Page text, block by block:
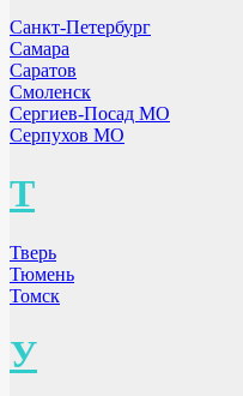
Санкт-Петербург
Самара
Саратов
Смоленск
Сергиев-Посад МО
Серпухов МО
Т
Тверь
Тюмень
Томск
У